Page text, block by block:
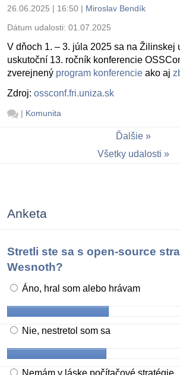
26.06.2025 | 16:50 | Miroslav Bendík
Dátum udalosti: 01.07.2025
V dňoch 1. – 3. júla 2025 sa na Žilinskej
uskutoční 13. ročník konferencie
zverejnený program konferencie ako aj
Zdroj: ossconf.fri.uniza.sk
| Komunita
Ďalšie
Všetky udalosti
Anketa
Stretli ste sa s open-source
Wesnoth?
Áno, hral som alebo hrávam
Nie, nestretol som sa